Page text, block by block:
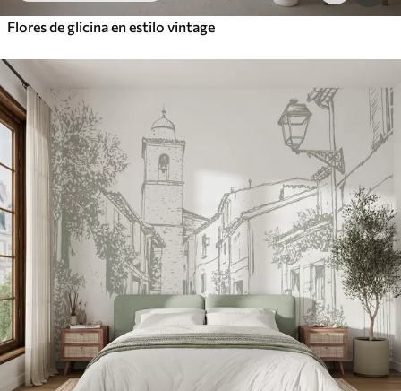
Flores de glicina en estilo vintage